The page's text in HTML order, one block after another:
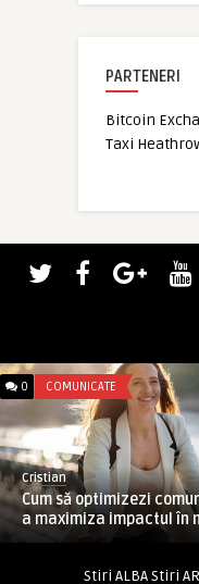
PARTENERI
Bitcoin
Taxi
0 COMUNICATE
Cristian
Cum să optimizezi
a maximiza impactul în
Stiri ALBA Stiri